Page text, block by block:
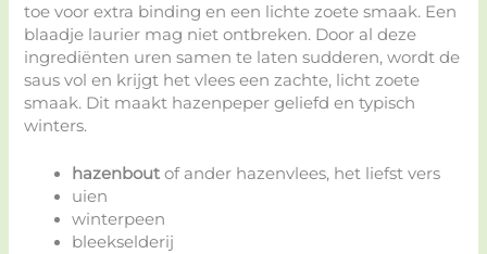
toe voor extra binding en een lichte zoete smaak. Een
blaadje laurier mag niet ontbreken. Door al deze
ingrediënten uren samen te laten sudderen, wordt de
saus vol en krijgt het vlees een zachte, licht zoete
smaak. Dit maakt hazenpeper geliefd en typisch
winters.
hazenbout of ander hazenvlees, het liefst vers
uien
winterpeen
bleekselderij